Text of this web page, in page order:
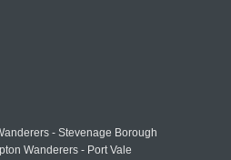
- Stevenage Borough
Wanderers - Port Vale